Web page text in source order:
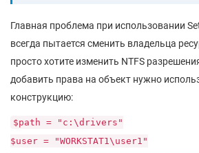
Главная проблема при использовании
всегда пытается сменить владельца
просто хотите изменить NTFS
добавить права на объект нужно
конструкцию:
$path = "c:\drivers"
$user = "WORKSTAT1\user1"